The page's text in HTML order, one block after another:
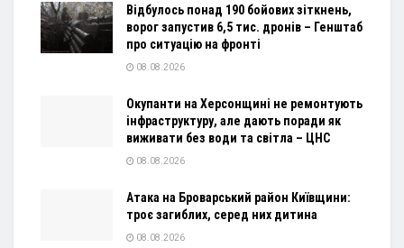
Відбулось понад 190 бойових зіткнень,
ворог запустив 6,5 тис. дронів – Генштаб
про ситуацію на фронті
08.08.2026
Окупанти на Херсонщині не ремонтують
інфраструктуру, але дають поради як
виживати без води та світла – ЦНС
08.08.2026
Атака на Броварський район Київщини:
троє загиблих, серед них дитина
08.08.2026